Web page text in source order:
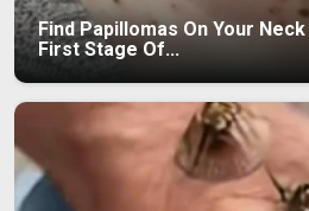
Find Papillomas On Your
First Stage Of...